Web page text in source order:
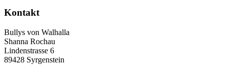
Kontakt
Bullys von Walhalla
Shanna Rochau
Lindenstrasse 6
89428 Syrgenstein